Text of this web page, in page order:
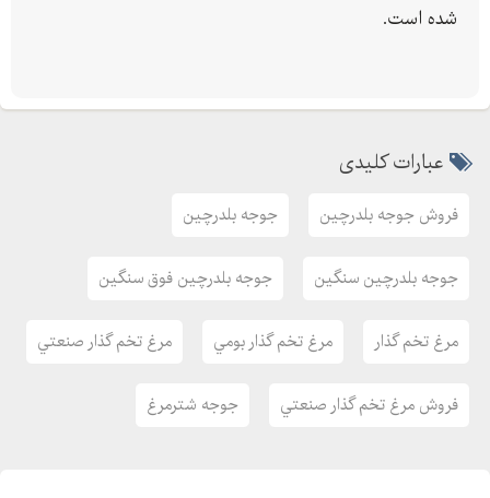
با بیش از سال سابقه ی کاری
شده است.
عبارات کلیدی
فروش جوجه بلدرچين جوجه بلدرچين
جوجه بلدرچين سنگين جوجه بلدرچين فوق سنگين
مرغ تخم گذار مرغ تخم گذار بومي مرغ تخم گذار صنعتي
فروش مرغ تخم گذار صنعتي جوجه شترمرغ